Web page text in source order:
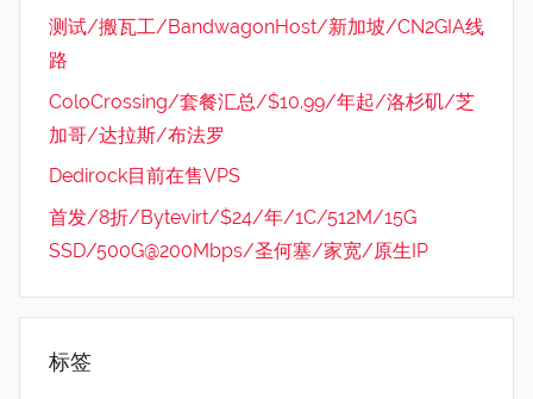
测试/搬瓦工/BandwagonHost/新加坡/CN2GIA线
路
ColoCrossing/套餐汇总/$10.99/年起/洛杉矶/芝
加哥/达拉斯/布法罗
Dedirock目前在售VPS
首发/8折/Bytevirt/$24/年/1C/512M/15G
SSD/500G@200Mbps/圣何塞/家宽/原生IP
标签